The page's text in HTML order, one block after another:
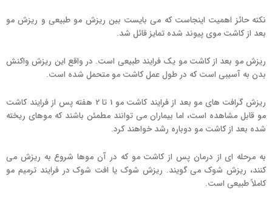
نکته حائز اهمیت اینجاست که می بایست بین ریزش مو طبیعی و ریزش مو
بعد از کاشت موی پیوند شده تمایز قائل شد.
ریزش مو بعد از کاشت مو یک فرایند طبیعی است. در واقع این ریزش واکنش
بدن به آسیبی است که در طول عمل کاشت مو متحمل شده است.
ریزش گرافت های مو بعد از فرایند کاشت مو 1 تا 2 هفته پس از فرایند کاشت
مو قابل مشاهده است، اما بیماران می توانند مطمئن باشند که موهای ریخته
شده بعد از کاشت مو دوباره رشد خواهند کرد.
به مرحله ای از درمان پس از کاشت مو که در آن موها شروع به ریزش می
کنند، ریزش شوک می گویند. ریزش شوک یا افت شوک در فرایند ترمیم مو
کاملاً طبیعی است.